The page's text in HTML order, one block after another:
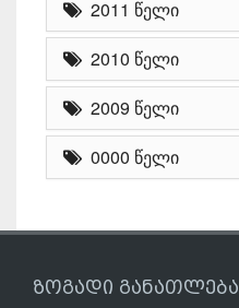
2011 წელი
2010 წელი
2009 წელი
0000 წელი
ზოგადი განათლება